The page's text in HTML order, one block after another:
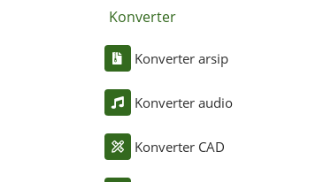
Konverter
Konverter arsip
Konverter audio
Konverter CAD